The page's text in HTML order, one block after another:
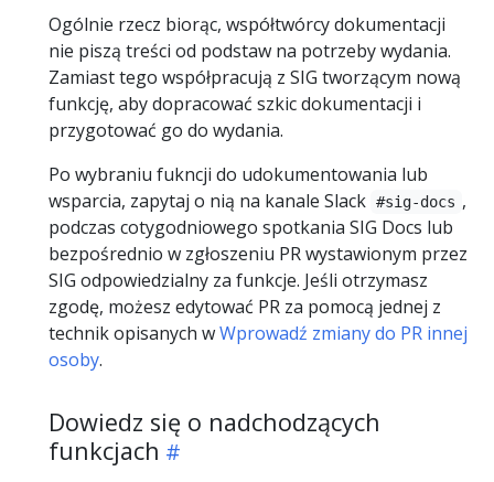
Ogólnie rzecz biorąc, współtwórcy dokumentacji
nie piszą treści od podstaw na potrzeby wydania.
Zamiast tego współpracują z SIG tworzącym nową
funkcję, aby dopracować szkic dokumentacji i
przygotować go do wydania.
Po wybraniu fukncji do udokumentowania lub
wsparcia, zapytaj o nią na kanale Slack #sig-docs ,
podczas cotygodniowego spotkania SIG Docs lub
bezpośrednio w zgłoszeniu PR wystawionym przez
SIG odpowiedzialny za funkcje. Jeśli otrzymasz
zgodę, możesz edytować PR za pomocą jednej z
technik opisanych wWprowadź zmiany do PR innej
osoby.
Dowiedz się o nadchodzących
funkcjach